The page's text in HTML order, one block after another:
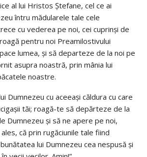
al lui Hristos Ștefane, cel ce ai
întru mădularele tale cele
cu vederea pe noi, cei cuprinși de
pentru noi Preamilostivului
lumea, și să departeze de la noi pe
asupra noastră, prin mânia lui
noastre.
Dumnezeu cu aceeași căldura cu care
tăi; roagă-te să depărteze de la
Dumnezeu și să ne apere pe noi,
că prin rugăciunile tale fiind
lui Dumnezeu cea nespusă și